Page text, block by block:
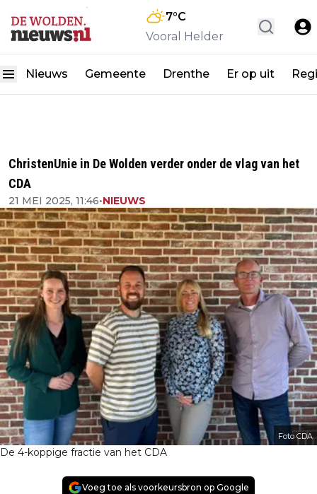
7°C
Vooral Helder
Nieuws Gemeente Drenthe Er op uit
ChristenUnie in De Wolden verder onder de vlag van het
CDA
21 MEI 2025, 11:46•NIEUWS
Foto CDA
De 4-koppige fractie van het CDA
Voeg toe als voorkeursbron op Google